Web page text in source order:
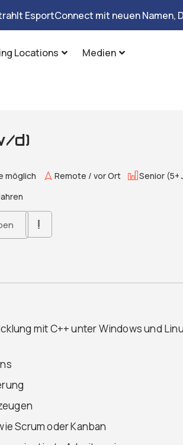
EsportConnect mit neuen Namen,
Locations Medien
d)
möglich Remote / vor Ort
Senior (5+
mit C++ unter Windows und
Scrum oder Kanban